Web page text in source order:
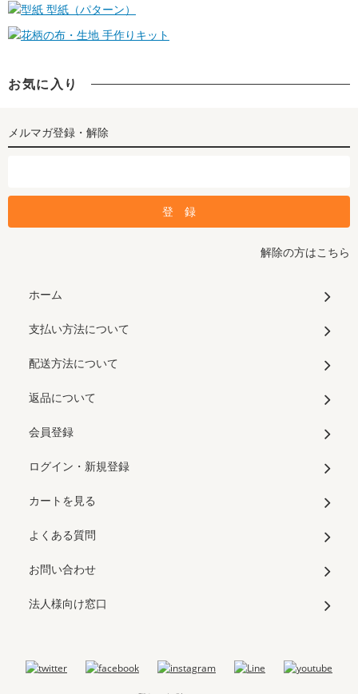
型紙（パターン）
手作りキット
お気に入り
メルマガ登録・解除
解除の方はこちら
ホーム
支払い方法について
配送方法について
返品について
会員登録
ログイン・新規登録
カートを見る
よくある質問
お問い合わせ
法人様向け窓口